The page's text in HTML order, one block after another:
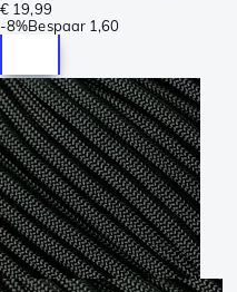
€ 19,99
-8%Bespaar 1,60